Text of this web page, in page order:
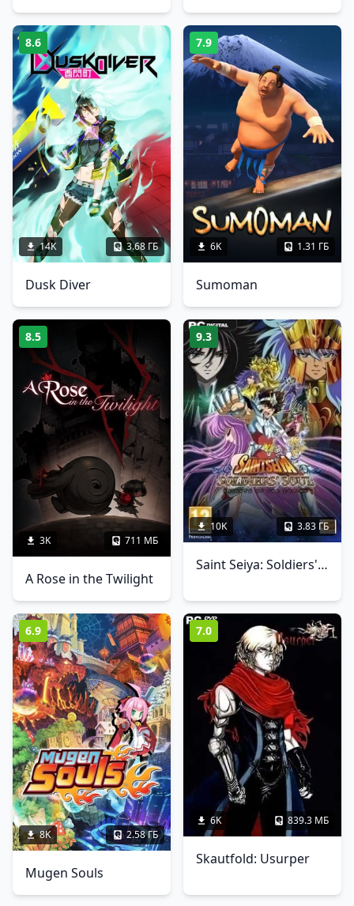
8.6
14K 3.68 ГБ
Dusk Diver
7.9
6K 1.31 ГБ
Sumoman
8.5
3K 711 МБ
A Rose in the Twilight
9.3
10K 3.83 ГБ
Saint Seiya: Soldiers' Soul
6.9
8K 2.58 ГБ
Mugen Souls
7.0
6K 839.3 МБ
Skautfold: Usurper